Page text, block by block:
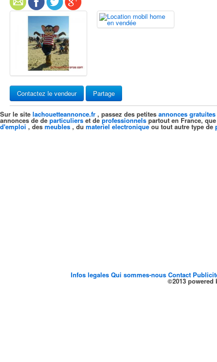
Contactez le vendeur Partage
Sur le site lachouetteannonce.fr , passez des petites annonces gratuites
annonces de de particuliers et deprofessionnels partout en France,
d'emploi , des meubles , du materiel electroniqueou tout autre type de
Infos legalesQui sommes-nousContact
©2013 powered